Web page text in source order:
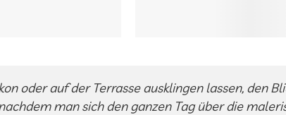
oder auf der Terrasse ausklingen lassen, den
man sich den ganzen Tag über die